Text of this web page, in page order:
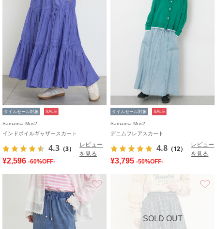
タイムセール対象 SALE
Samansa Mos2
インドボイルギャザースカート
4.3 （3）
レビュー
を見る
¥2,596 -60%OFF-
タイムセール対象 SALE
Samansa Mos2
デニムフレアスカート
4.8 （12）
レビュー
を見る
¥3,795 -50%OFF-
SOLD OUT